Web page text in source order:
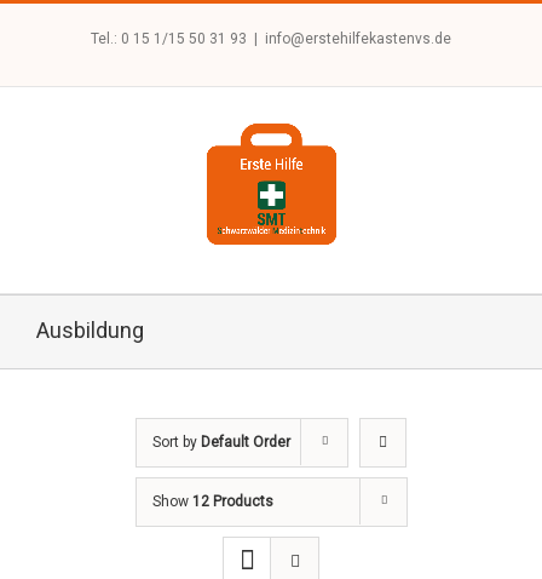
Tel.: 0 15 1/15 50 31 93 info@erstehilfekastenvs.de
Ausbildung
Sort by Default Order
Show 12 Products